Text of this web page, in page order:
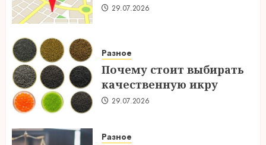
29.07.2026
Разное
Почему стоит выбирать
качественную икру
29.07.2026
Разное